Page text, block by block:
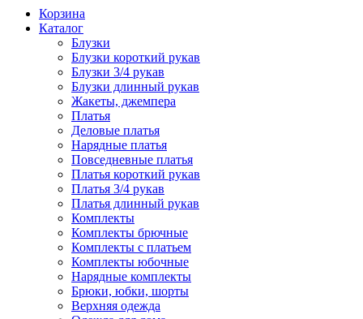
Корзина
Каталог
Блузки
Блузки короткий рукав
Блузки 3/4 рукав
Блузки длинный рукав
Жакеты, джемпера
Платья
Деловые платья
Нарядные платья
Повседневные платья
Платья короткий рукав
Платья 3/4 рукав
Платья длинный рукав
Комплекты
Комплекты брючные
Комплекты с платьем
Комплекты юбочные
Нарядные комплекты
Брюки, юбки, шорты
Верхняя одежда